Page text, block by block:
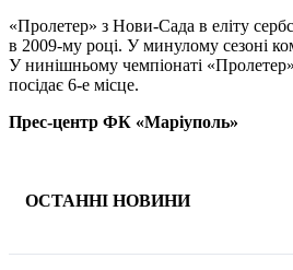
«Пролетер» з Нови-Сада в еліту
в 2009-му році. У минулому сезоні
У нинішньому чемпіонаті «Пролетер»
посідає 6-е місце.
Прес-центр ФК «Маріуполь»
ОСТАННІ НОВИНИ